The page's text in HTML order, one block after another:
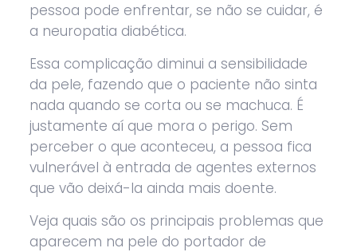
pessoa pode enfrentar, se não se cuidar, é
a neuropatia diabética.
Essa complicação diminui a sensibilidade
da pele, fazendo que o paciente não sinta
nada quando se corta ou se machuca. É
justamente aí que mora o perigo. Sem
perceber o que aconteceu, a pessoa fica
vulnerável à entrada de agentes externos
que vão deixá-la ainda mais doente.
Veja quais são os principais problemas que
aparecem na pele do portador de